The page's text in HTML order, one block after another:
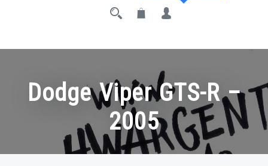
Dodge Viper GTS-R –
2005